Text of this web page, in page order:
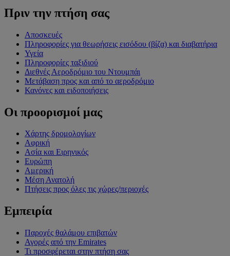
Πριν την πτήση σας
Αποσκευές
Πληροφορίες για θεωρήσεις εισόδου (βίζα) και διαβατήρια
Υγεία
Πληροφορίες ταξιδιού
Διεθνές Αεροδρόμιο του Ντουμπάι
Μετάβαση προς και από το αεροδρόμιο
Κανόνες και ειδοποιήσεις
Οι προορισμοί μας
Χάρτης δρομολογίων
Αφρική
Ασία και Ειρηνικός
Ευρώπη
Αμερική
Μέση Ανατολή
Πτήσεις προς όλες τις χώρες/περιοχές
Εμπειρία
Παροχές θαλάμου επιβατών
Αγορές από την Emirates
Τι προσφέρεται στην πτήση σας